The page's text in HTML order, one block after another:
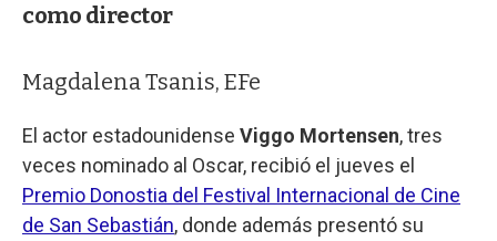
como director
Magdalena Tsanis, EFe
El actor estadounidense Viggo Mortensen, tres
veces nominado al Oscar, recibió el jueves el
Premio Donostia del Festival Internacional de Cine
de San Sebastián, donde además presentó su